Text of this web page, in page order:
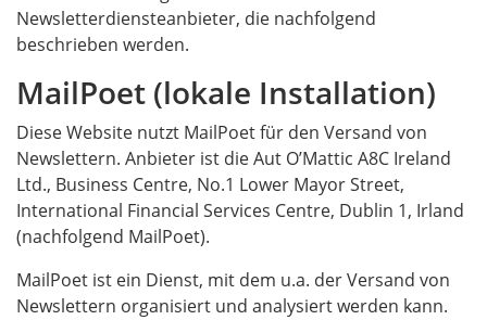
Newsletterdiensteanbieter, die nachfolgend
beschrieben werden.
MailPoet (lokale Installation)
Diese Website nutzt MailPoet für den Versand von
Newslettern. Anbieter ist die Aut O’Mattic A8C Ireland
Ltd., Business Centre, No.1 Lower Mayor Street,
International Financial Services Centre, Dublin 1, Irland
(nachfolgend MailPoet).
MailPoet ist ein Dienst, mit dem u.a. der Versand von
Newslettern organisiert und analysiert werden kann.